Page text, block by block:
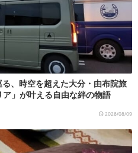
、時空を超えた大分・由布院旅
」が叶える自由な絆の物語
2026/08/09